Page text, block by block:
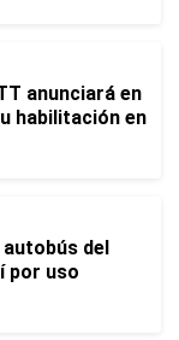
anunciará en
habilitación en
del
por uso